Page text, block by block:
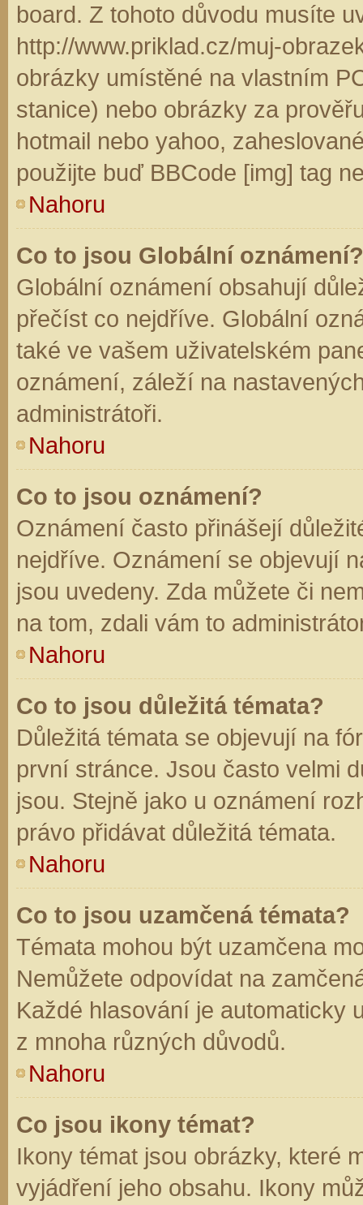
board. Z tohoto důvodu musíte
http://www.priklad.cz/muj-
obrázky umístěné na vlastním
stanice) nebo obrázky za
hotmail nebo yahoo,
použijte buď BBCode [img] tag
Nahoru
Co to jsou Globální oznámení?
Globální oznámení obsahují
přečíst co nejdříve. Globální
také ve vašem uživatelském
oznámení, záleží na
administrátoři.
Nahoru
Co to jsou oznámení?
Oznámení často přinášejí
nejdříve. Oznámení se objevují
jsou uvedeny. Zda můžete či
na tom, zdali vám to
Nahoru
Co to jsou důležitá témata?
Důležitá témata se objevují na
první stránce. Jsou často velmi
jsou. Stejně jako u oznámení
právo přidávat důležitá témata.
Nahoru
Co to jsou uzamčená témata?
Témata mohou být uzamčena
Nemůžete odpovídat na
Každé hlasování je automaticky
z mnoha různých důvodů.
Nahoru
Co jsou ikony témat?
Ikony témat jsou obrázky, které
vyjádření jeho obsahu. Ikony